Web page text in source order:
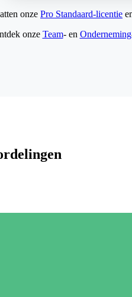
onze Pro Standaard-licentie
onze Team- en Onderneming